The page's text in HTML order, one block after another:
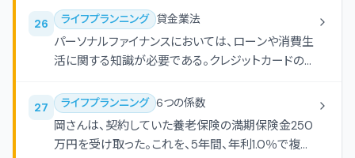
満を四捨五入すること。
26 ライフプランニング 貸金業法
パーソナルファイナンスにおいては、ローンや消費生
活に関する知識が必要である。クレジットカードの利
れか。
27 ライフプランニング 6つの係数
岡さんは、契約していた養老保険の満期保険金250
万円を受け取った。これを、5年間、年利1.0％で複利